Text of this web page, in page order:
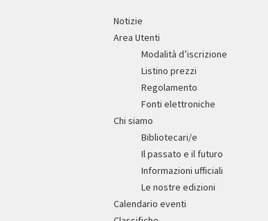
Notizie
Area Utenti
Modalità d’iscrizione
Listino prezzi
Regolamento
Fonti elettroniche
Chi siamo
Bibliotecari/e
Il passato e il futuro
Informazioni ufficiali
Le nostre edizioni
Calendario eventi